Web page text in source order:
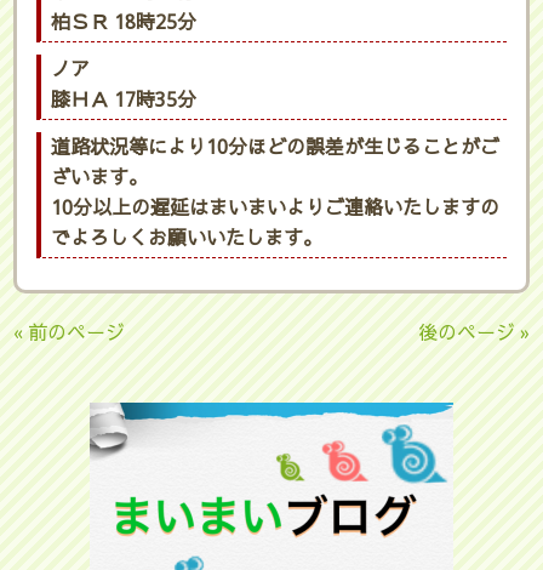
柏ＳＲ 18時25分
ノア
膝ＨＡ 17時35分
道路状況等により10分ほどの誤差が生じることがご
ざいます。
10分以上の遅延はまいまいよりご連絡いたしますの
でよろしくお願いいたします。
« 前のページ 後のページ »